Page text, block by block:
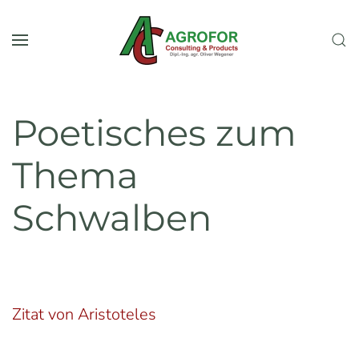
Zum Hauptinhalt springen
Poetisches zum
Thema
Schwalben
Zitat von Aristoteles